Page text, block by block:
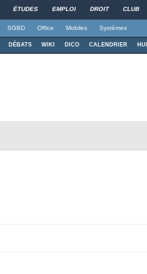
ÉTUDES EMPLOI DROIT CLUB
SGBD Office Mobiles Systèmes
DÉBATS WIKI DICO CALENDRIER